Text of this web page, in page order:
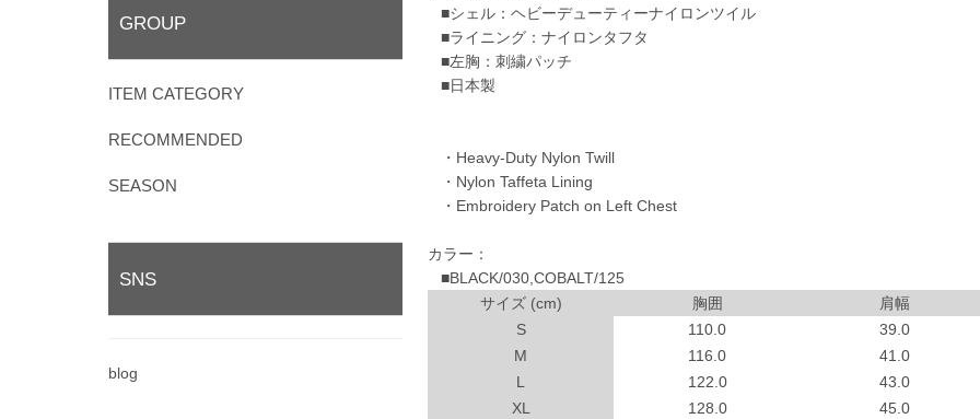
■シェル：ヘビーデューティーナイロンツイル
■ライニング：ナイロンタフタ
■左胸：刺繍パッチ
■日本製
・Heavy-Duty Nylon Twill
・Nylon Taffeta Lining
・Embroidery Patch on Left Chest
カラー：
■BLACK/030,COBALT/125
サイズ (cm)
胸囲 肩幅
S
110.0 39.0
M
116.0 41.0
L
122.0 43.0
XL
128.0 45.0
GROUP
ITEM CATEGORY
RECOMMENDED
SEASON
SNS
blog